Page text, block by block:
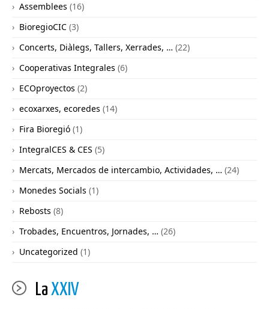
Assemblees (16)
BioregioCIC (3)
Concerts, Diàlegs, Tallers, Xerrades, … (22)
Cooperativas Integrales (6)
ECOproyectos (2)
ecoxarxes, ecoredes (14)
Fira Bioregió (1)
IntegralCES & CES (5)
Mercats, Mercados de intercambio, Actividades, … (24)
Monedes Socials (1)
Rebosts (8)
Trobades, Encuentros, Jornades, … (26)
Uncategorized (1)
La XXIV